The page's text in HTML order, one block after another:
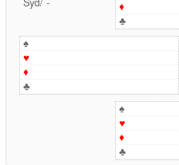
♦
♣
♠
♥
♦
♣
♠
♥
♦
♣